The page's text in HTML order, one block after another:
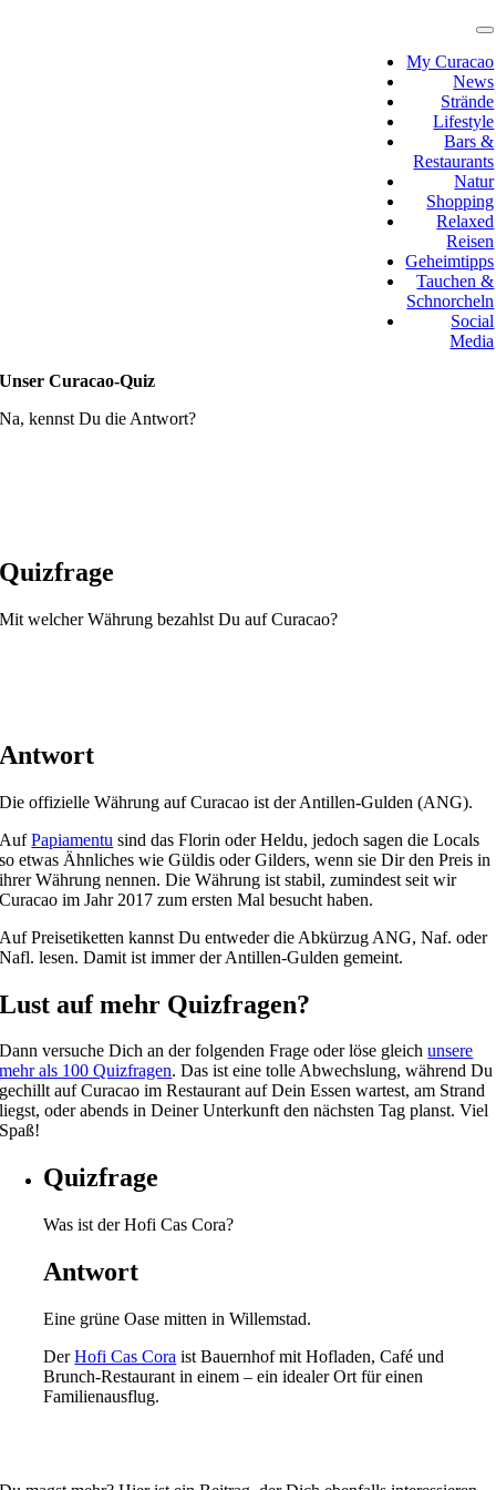
My Curacao
News
Strände
Lifestyle
Bars &
Restaurants
Natur
Shopping
Relaxed
Reisen
Geheimtipps
Tauchen &
Schnorcheln
Social
Media
Unser Curacao-Quiz
Na, kennst Du die Antwort?
Quizfrage
Mit welcher Währung bezahlst Du auf Curacao?
Antwort
Die offizielle Währung auf Curacao ist der Antillen-Gulden (ANG).
AufPapiamentu sind das Florin oder Heldu, jedoch sagen die Locals
so etwas Ähnliches wie Güldis oder Gilders, wenn sie Dir den Preis in
ihrer Währung nennen. Die Währung ist stabil, zumindest seit wir
Curacao im Jahr 2017 zum ersten Mal besucht haben.
Auf Preisetiketten kannst Du entweder die Abkürzug ANG, Naf. oder
Nafl. lesen. Damit ist immer der Antillen-Gulden gemeint.
Lust auf mehr Quizfragen?
Dann versuche Dich an der folgenden Frage oder löse gleichunsere
mehr als 100 Quizfragen. Das ist eine tolle Abwechslung, während Du
gechillt auf Curacao im Restaurant auf Dein Essen wartest, am Strand
liegst, oder abends in Deiner Unterkunft den nächsten Tag planst. Viel
Spaß!
Quizfrage
Was ist der Hofi Cas Cora?
Antwort
Eine grüne Oase mitten in Willemstad.
DerHofi Cas Cora ist Bauernhof mit Hofladen, Café und
Brunch-Restaurant in einem – ein idealer Ort für einen
Familienausflug.